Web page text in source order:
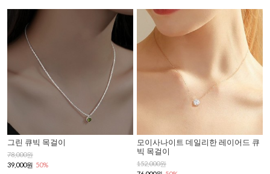
그린 큐빅 목걸이
78,000원
39,000원 50%
모이사나이트 데일리한 레이어드 큐
빅 목걸이
152,000원